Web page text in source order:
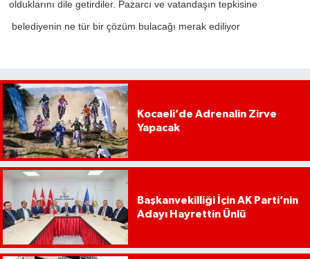
olduklarını dile getirdiler. Pazarcı ve vatandaşın tepkisine
belediyenin ne tür bir çözüm bulacağı merak ediliyor
Kocaeli’de Adrenalin Zirve
Yapacak
Başkanvekilliği İçin AK Parti’nin
Adayı Hayrettin Ünlü